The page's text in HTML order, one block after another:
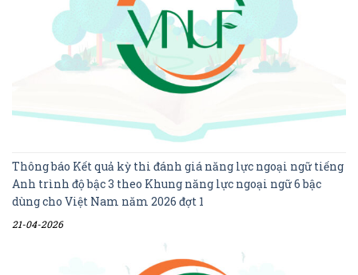
Thông báo Kết quả kỳ thi đánh giá năng lực ngoại ngữ tiếng
Anh trình độ bậc 3 theo Khung năng lực ngoại ngữ 6 bậc
dùng cho Việt Nam năm 2026 đợt 1
21-04-2026